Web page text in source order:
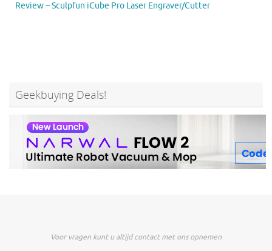
Review – Sculpfun iCube Pro Laser Engraver/Cutter
Geekbuying Deals!
Voor vragen kunt u altijd contact met ons opnemen